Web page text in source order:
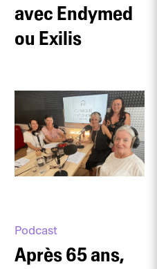
avec Endymed
ou Exilis
Podcast
Après 65 ans,